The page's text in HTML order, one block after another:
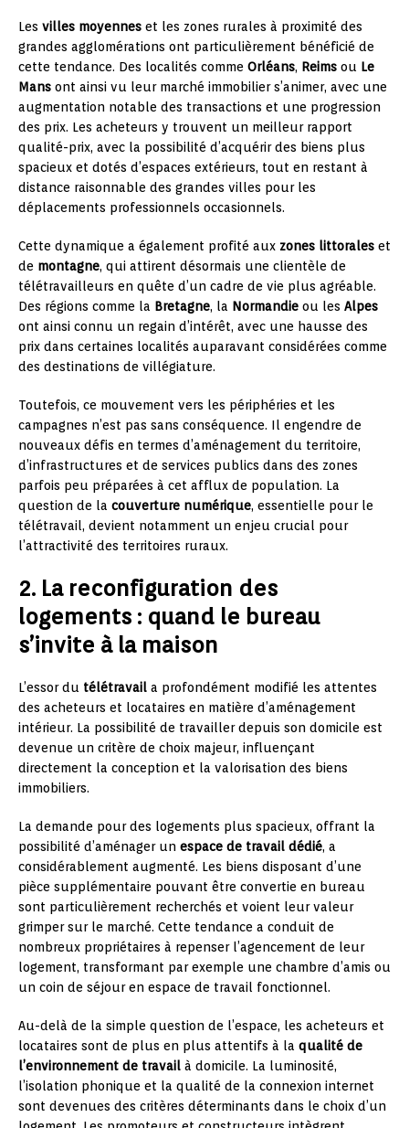
Les villes moyennes et les zones rurales à proximité des
grandes agglomérations ont particulièrement bénéficié de
cette tendance. Des localités comme Orléans, Reims ou Le
Mans ont ainsi vu leur marché immobilier s’animer, avec une
augmentation notable des transactions et une progression
des prix. Les acheteurs y trouvent un meilleur rapport
qualité-prix, avec la possibilité d’acquérir des biens plus
spacieux et dotés d’espaces extérieurs, tout en restant à
distance raisonnable des grandes villes pour les
déplacements professionnels occasionnels.
Cette dynamique a également profité aux zones littorales et
de montagne, qui attirent désormais une clientèle de
télétravailleurs en quête d’un cadre de vie plus agréable.
Des régions comme la Bretagne, la Normandie ou les Alpes
ont ainsi connu un regain d’intérêt, avec une hausse des
prix dans certaines localités auparavant considérées comme
des destinations de villégiature.
Toutefois, ce mouvement vers les périphéries et les
campagnes n’est pas sans conséquence. Il engendre de
nouveaux défis en termes d’aménagement du territoire,
d’infrastructures et de services publics dans des zones
parfois peu préparées à cet afflux de population. La
question de la couverture numérique, essentielle pour le
télétravail, devient notamment un enjeu crucial pour
l’attractivité des territoires ruraux.
2. La reconfiguration des
logements : quand le bureau
s’invite à la maison
L’essor du télétravail a profondément modifié les attentes
des acheteurs et locataires en matière d’aménagement
intérieur. La possibilité de travailler depuis son domicile est
devenue un critère de choix majeur, influençant
directement la conception et la valorisation des biens
immobiliers.
La demande pour des logements plus spacieux, offrant la
possibilité d’aménager un espace de travail dédié, a
considérablement augmenté. Les biens disposant d’une
pièce supplémentaire pouvant être convertie en bureau
sont particulièrement recherchés et voient leur valeur
grimper sur le marché. Cette tendance a conduit de
nombreux propriétaires à repenser l’agencement de leur
logement, transformant par exemple une chambre d’amis ou
un coin de séjour en espace de travail fonctionnel.
Au-delà de la simple question de l’espace, les acheteurs et
locataires sont de plus en plus attentifs à la qualité de
l’environnement de travail à domicile. La luminosité,
l’isolation phonique et la qualité de la connexion internet
sont devenues des critères déterminants dans le choix d’un